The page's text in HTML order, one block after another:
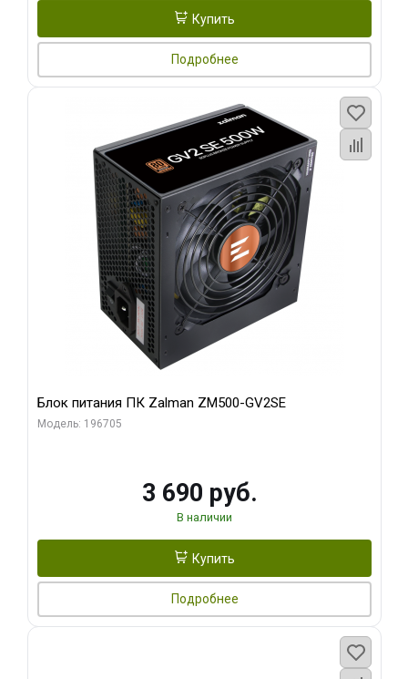
Купить
Подробнее
Блок питания ПК Zalman ZM500-GV2SE
Модель: 196705
3 690 руб.
В наличии
Купить
Подробнее